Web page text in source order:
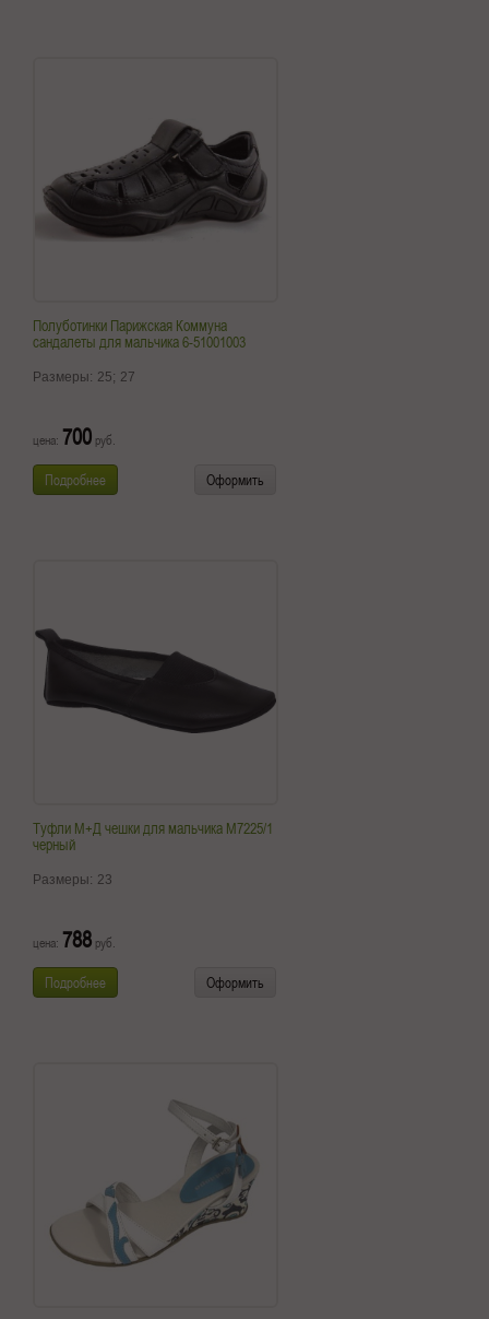
Полуботинки Парижская Коммуна
сандалеты для мальчика 6-51001003
Размеры: 25; 27
цена: 700 руб.
Подробнее Оформить
Туфли М+Д чешки для мальчика M7225/1
черный
Размеры: 23
цена: 788 руб.
Подробнее Оформить